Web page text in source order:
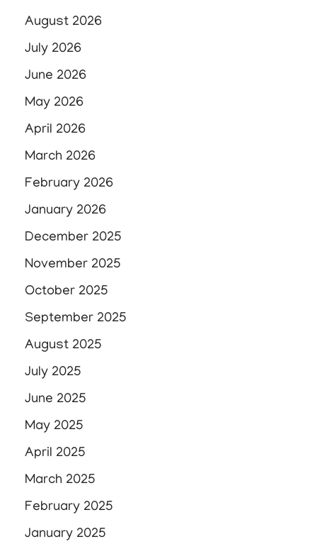
August 2026
July 2026
June 2026
May 2026
April 2026
March 2026
February 2026
January 2026
December 2025
November 2025
October 2025
September 2025
August 2025
July 2025
June 2025
May 2025
April 2025
March 2025
February 2025
January 2025